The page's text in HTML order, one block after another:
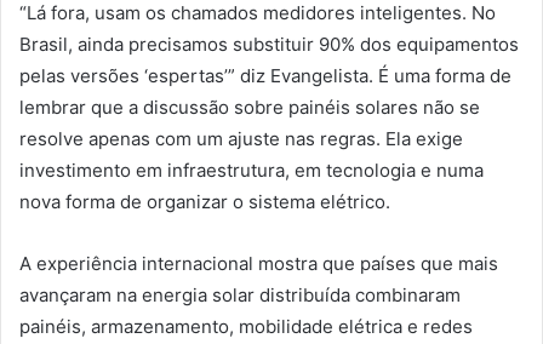
“Lá fora, usam os chamados medidores inteligentes. No
Brasil, ainda precisamos substituir 90% dos equipamentos
pelas versões ‘espertas’” diz Evangelista. É uma forma de
lembrar que a discussão sobre painéis solares não se
resolve apenas com um ajuste nas regras. Ela exige
investimento em infraestrutura, em tecnologia e numa
nova forma de organizar o sistema elétrico.
A experiência internacional mostra que países que mais
avançaram na energia solar distribuída combinaram
painéis, armazenamento, mobilidade elétrica e redes